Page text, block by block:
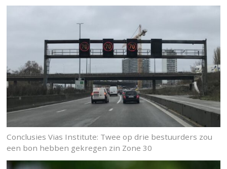
Conclusies Vias Institute: Twee op drie bestuurders zou
een bon hebben gekregen zin Zone 30